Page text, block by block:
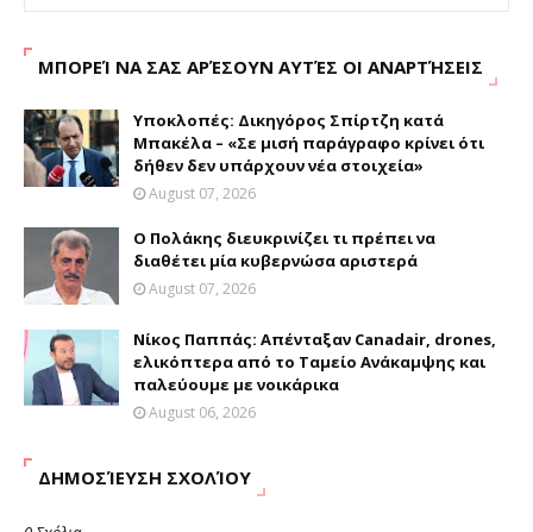
ΜΠΟΡΕΊ ΝΑ ΣΑΣ ΑΡΈΣΟΥΝ ΑΥΤΈΣ ΟΙ ΑΝΑΡΤΉΣΕΙΣ
Υποκλοπές: Δικηγόρος Σπίρτζη κατά
Μπακέλα – «Σε μισή παράγραφο κρίνει ότι
δήθεν δεν υπάρχουν νέα στοιχεία»
August 07, 2026
Ο Πολάκης διευκρινίζει τι πρέπει να
διαθέτει μία κυβερνώσα αριστερά
August 07, 2026
Νίκος Παππάς: Απένταξαν Canadair, drones,
ελικόπτερα από το Ταμείο Ανάκαμψης και
παλεύουμε με νοικάρικα
August 06, 2026
ΔΗΜΟΣΊΕΥΣΗ ΣΧΟΛΊΟΥ